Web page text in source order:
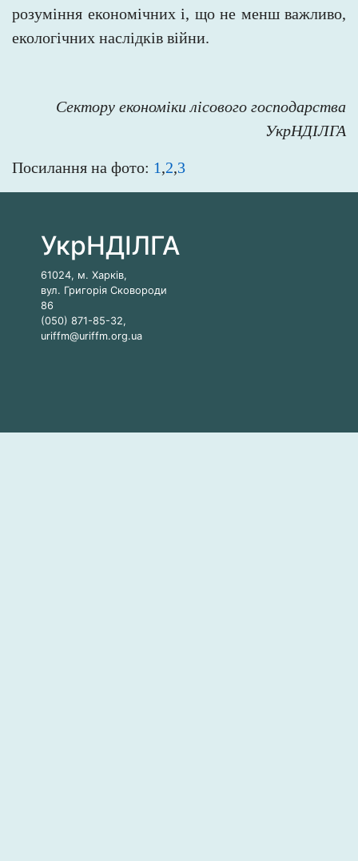
розуміння економічних і, що не менш важливо,
екологічних наслідків війни.
Сектору економіки лісового господарства
УкрНДІЛГА
Посилання на фото: 1,2,3
УкрНДІЛГА
61024, м. Харків,
вул. Григорія Сковороди
86
(050) 871-85-32,
uriffm@uriffm.org.ua